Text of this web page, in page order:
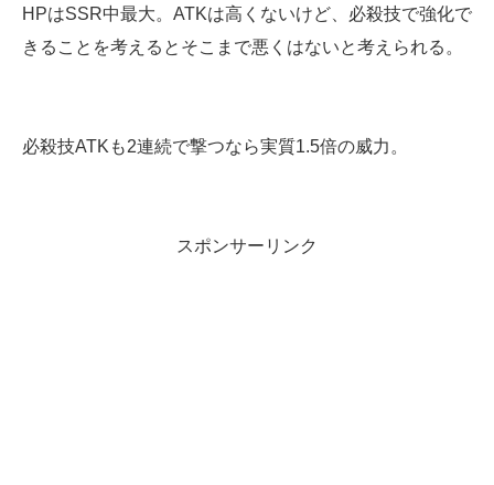
HPはSSR中最大。ATKは高くないけど、必殺技で強化で
きることを考えるとそこまで悪くはないと考えられる。
必殺技ATKも2連続で撃つなら実質1.5倍の威力。
スポンサーリンク